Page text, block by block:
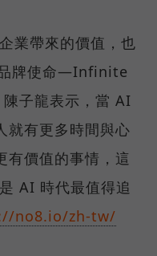
業帶來的價值，也
牌使命—Infinite
子龍表示，當 AI
就有更多時間與心
有價值的事情，這
AI 時代最值得追
no8.io/zh-tw/